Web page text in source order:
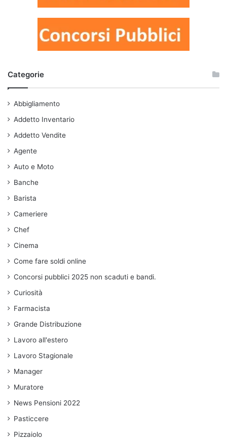
Categorie
Abbigliamento
Addetto Inventario
Addetto Vendite
Agente
Auto e Moto
Banche
Barista
Cameriere
Chef
Cinema
Come fare soldi online
Concorsi pubblici 2025 non scaduti e bandi.
Curiosità
Farmacista
Grande Distribuzione
Lavoro all'estero
Lavoro Stagionale
Manager
Muratore
News Pensioni 2022
Pasticcere
Pizzaiolo